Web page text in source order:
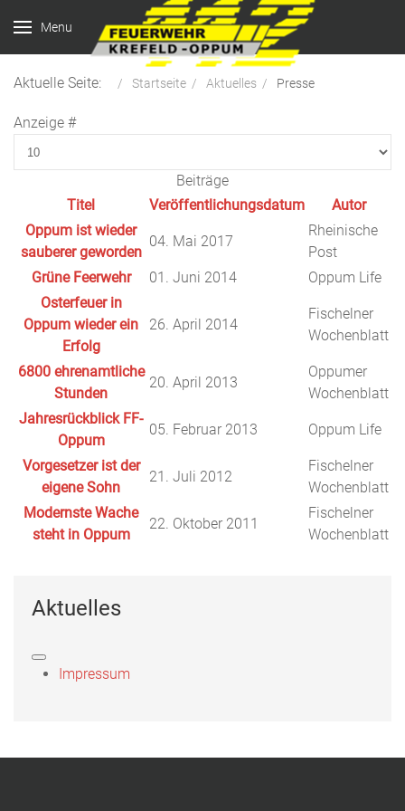
Menu
Aktuelle Seite: Startseite Aktuelles Presse
Anzeige #
Beiträge
Titel
Veröffentlichungsdatum
Autor
Oppum ist wieder
sauberer geworden
04. Mai 2017
Rheinische
Post
Grüne Feerwehr
01. Juni 2014
Oppum Life
Osterfeuer in
Oppum wieder ein
Erfolg
26. April 2014
Fischelner
Wochenblatt
6800 ehrenamtliche
Stunden
20. April 2013
Oppumer
Wochenblatt
Jahresrückblick FF-
Oppum
05. Februar 2013 Oppum Life
Vorgesetzer ist der
eigene Sohn
21. Juli 2012
Fischelner
Wochenblatt
Modernste Wache
steht in Oppum
22. Oktober 2011
Fischelner
Wochenblatt
Aktuelles
Impressum